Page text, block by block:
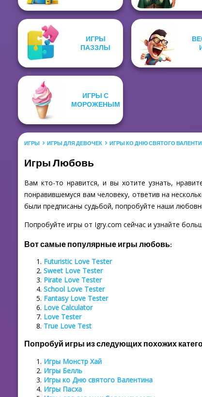
ИГРЫ
ПАЗЗЛЫ
ИГРЫ С
МОРОЖЕНЫМ
ИГРЫ ИГРЫ ДЛЯ ДЕВОЧЕК ИГРЫ КО ДНЮ СВЯТОГО
Игры Любовь
Вам кто-то нравится, и вы хотите узнать,
понравившемуся вам человеку, ответив на
были предписаны судьбой, попробуйте наши
Попробуйте игры от Igry.com сейчас и узнайте
Вот самые популярные игры любовь:
Futuristic Love Tester
Sweet Love Tester
Pirate Love Tester
School Love Tester
Fantasy Love Tester
Love Calculator
Love Tester
True Love Test
Попробуй игры из следующих похожих
Игры Монстр Хай
Игры Белль
Игры ко Дню святого Валентина
Игры Пасха